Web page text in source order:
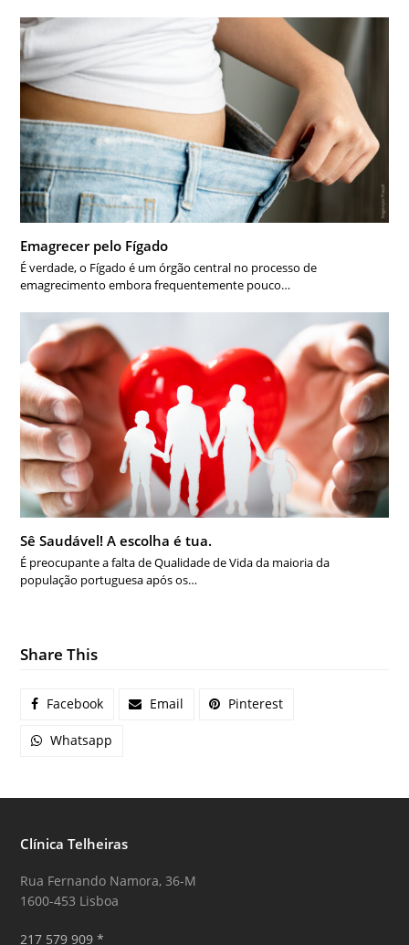
Emagrecer pelo Fígado
É verdade, o Fígado é um órgão central no processo de
emagrecimento embora frequentemente pouco…
Sê Saudável! A escolha é tua.
É preocupante a falta de Qualidade de Vida da maioria da
população portuguesa após os…
Share This
Facebook Email Pinterest
Whatsapp
Clínica Telheiras
Rua Fernando Namora, 36-M
1600-453 Lisboa
217 579 909 *